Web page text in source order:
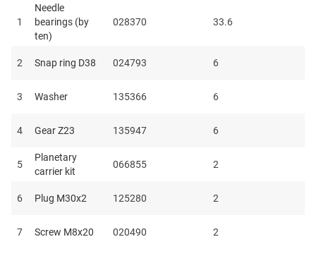
1
Needle
bearings (by
ten)
028370 33.6
2 Snap ring D38 024793 6
3 Washer 135366 6
4 Gear Z23 135947 6
5
Planetary
carrier kit
066855 2
6 Plug M30x2 125280 2
7 Screw M8x20 020490 2